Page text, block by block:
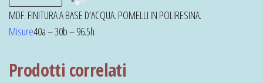
MDF. FINITURA A BASE D’ACQUA. POMELLI IN POLIRESINA.
Misure40a – 30b – 96.5h
Prodotti correlati